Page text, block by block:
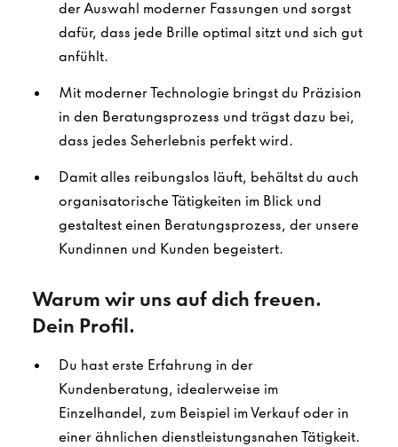
der Auswahl moderner Fassungen und sorgst
dafür, dass jede Brille optimal sitzt und sich gut
anfühlt.
Mit moderner Technologie bringst du Präzision
in den Beratungsprozess und trägst dazu bei,
dass jedes Seherlebnis perfekt wird.
Damit alles reibungslos läuft, behältst du auch
organisatorische Tätigkeiten im Blick und
gestaltest einen Beratungsprozess, der unsere
Kundinnen und Kunden begeistert.
Warum wir uns auf dich freuen.
Dein Profil.
Du hast erste Erfahrung in der
Kundenberatung, idealerweise im
Einzelhandel, zum Beispiel im Verkauf oder in
einer ähnlichen dienstleistungsnahen Tätigkeit.